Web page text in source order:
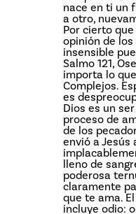
nace en ti un
a otro,
Por cierto
opinión de
insensible
Salmo 121,
importa lo
Complejos.
es
Dios es un
proceso de
de los
envió a Jesús
lleno de
poderosa
claramente
que te ama.
incluye odio: